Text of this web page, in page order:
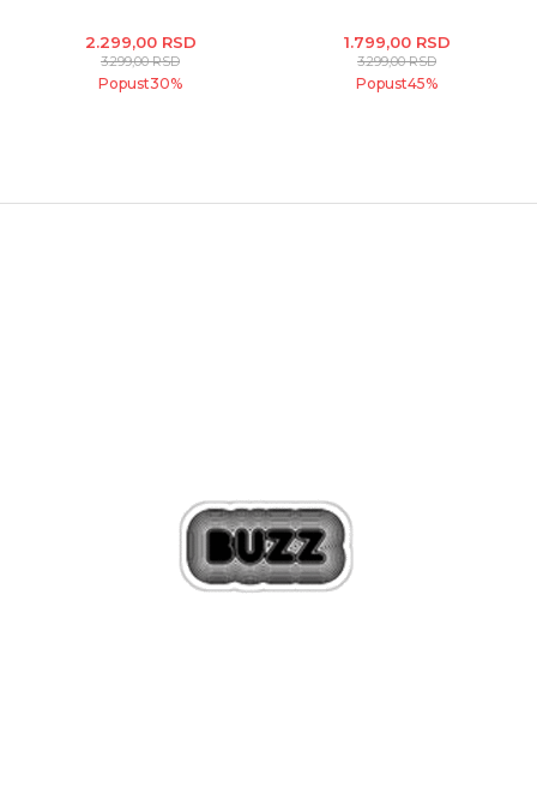
2.299,00 RSD
3.299,00RSD
Popust30%
1.799,00 RSD
3.299,00RSD
Popust45%